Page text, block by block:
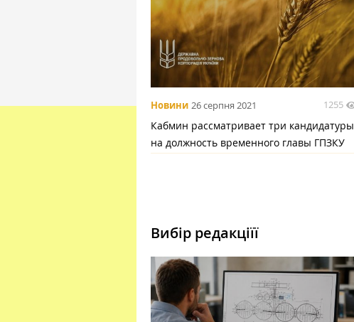
Новини 26 серпня 2021 1255
Кабмин рассматривает три кандидатуры
на должность временного главы ГПЗКУ
Вибір редакціїї